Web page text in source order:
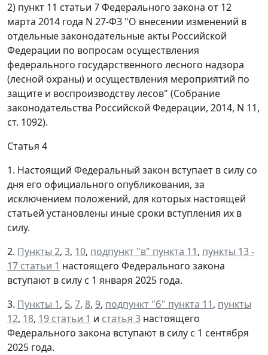
2) пункт 11 статьи 7 Федерального закона от 12
марта 2014 года N 27-ФЗ "О внесении изменений в
отдельные законодательные акты Российской
Федерации по вопросам осуществления
федерального государственного лесного надзора
(лесной охраны) и осуществления мероприятий по
защите и воспроизводству лесов" (Собрание
законодательства Российской Федерации, 2014, N 11,
ст. 1092).
Статья 4
1. Настоящий Федеральный закон вступает в силу со
дня его официального опубликования, за
исключением положений, для которых настоящей
статьей установлены иные сроки вступления их в
силу.
2. Пункты 2, 3, 10, подпункт "в" пункта 11, пункты 13 -
17 статьи 1 настоящего Федерального закона
вступают в силу с 1 января 2025 года.
3. Пункты 1, 5, 7, 8, 9, подпункт "б" пункта 11, пункты
12, 18, 19 статьи 1 и статья 3 настоящего
Федерального закона вступают в силу с 1 сентября
2025 года.